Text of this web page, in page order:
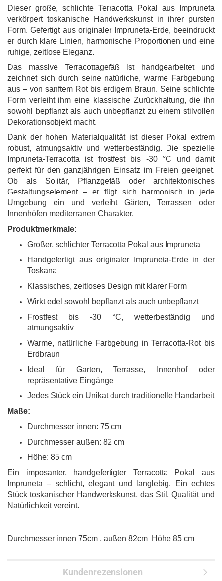
Dieser große, schlichte Terracotta Pokal aus Impruneta
verkörpert toskanische Handwerkskunst in ihrer pursten
Form. Gefertigt aus originaler Impruneta-Erde, beeindruckt
er durch klare Linien, harmonische Proportionen und eine
ruhige, zeitlose Eleganz.
Das massive Terracottagefäß ist handgearbeitet und
zeichnet sich durch seine natürliche, warme Farbgebung
aus – von sanftem Rot bis erdigem Braun. Seine schlichte
Form verleiht ihm eine klassische Zurückhaltung, die ihn
sowohl bepflanzt als auch unbepflanzt zu einem stilvollen
Dekorationsobjekt macht.
Dank der hohen Materialqualität ist dieser Pokal extrem
robust, atmungsaktiv und wetterbeständig. Die spezielle
Impruneta-Terracotta ist frostfest bis -30 °C und damit
perfekt für den ganzjährigen Einsatz im Freien geeignet.
Ob als Solitär, Pflanzgefäß oder architektonisches
Gestaltungselement – er fügt sich harmonisch in jede
Umgebung ein und verleiht Gärten, Terrassen oder
Innenhöfen mediterranen Charakter.
Produktmerkmale:
Großer, schlichter Terracotta Pokal aus Impruneta
Handgefertigt aus originaler Impruneta-Erde in der
Toskana
Klassisches, zeitloses Design mit klarer Form
Wirkt edel sowohl bepflanzt als auch unbepflanzt
Frostfest bis -30 °C, wetterbeständig und
atmungsaktiv
Warme, natürliche Farbgebung in Terracotta-Rot bis
Erdbraun
Ideal für Garten, Terrasse, Innenhof oder
repräsentative Eingänge
Jedes Stück ein Unikat durch traditionelle Handarbeit
Maße:
Durchmesser innen: 75 cm
Durchmesser außen: 82 cm
Höhe: 85 cm
Ein imposanter, handgefertigter Terracotta Pokal aus
Impruneta – schlicht, elegant und langlebig. Ein echtes
Stück toskanischer Handwerkskunst, das Stil, Qualität und
Natürlichkeit vereint.
Durchmesser innen 75cm , außen 82cm Höhe 85 cm
Kundenrezensionen